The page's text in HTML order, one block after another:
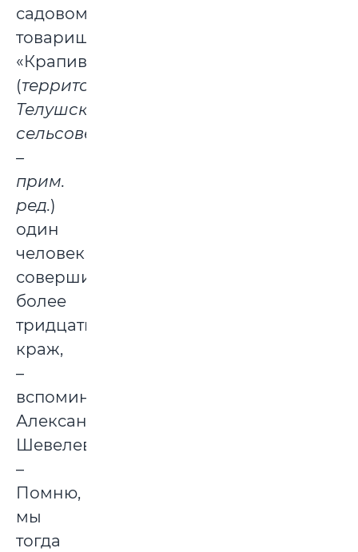
садовом
товариществе
«Крапивка»
(территория
Телушского
сельсовета
–
прим.
ред.)
один
человек
совершил
более
тридцати
краж,
–
вспоминает
Александр
Шевелев.
–
Помню,
мы
тогда